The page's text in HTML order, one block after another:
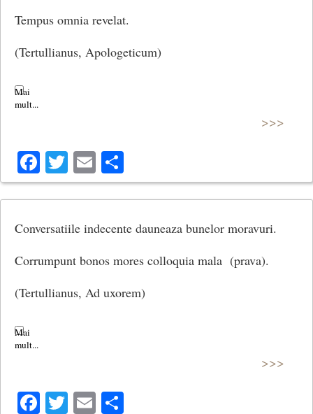
Tempus omnia revelat.
(Tertullianus, Apologeticum)
>>>
Facebook
Twitter
Email
Conversatiile indecente dauneaza bunelor moravuri.
Corrumpunt bonos mores colloquia mala (prava).
(Tertullianus, Ad uxorem)
>>>
Facebook
Twitter
Email